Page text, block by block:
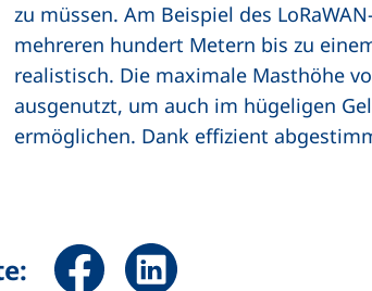
zu müssen. Am Beispiel des
mehreren hundert Metern bis zu
realistisch. Die maximale Masthöhe
ausgenutzt, um auch im hügeligen
ermöglichen. Dank effizient
Seite über Facebook teilen
Seite über LinkedIn teilen